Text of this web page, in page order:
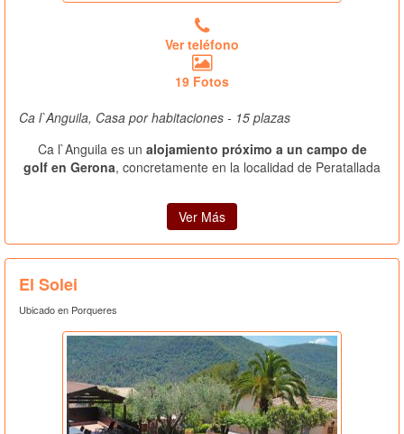
Ver teléfono
19 Fotos
Ca l`Anguila, Casa por habitaciones - 15 plazas
Ca l`Anguila es un alojamiento próximo a un campo de
golf en Gerona, concretamente en la localidad de Peratallada
Ver Más
El Solei
Ubicado en Porqueres